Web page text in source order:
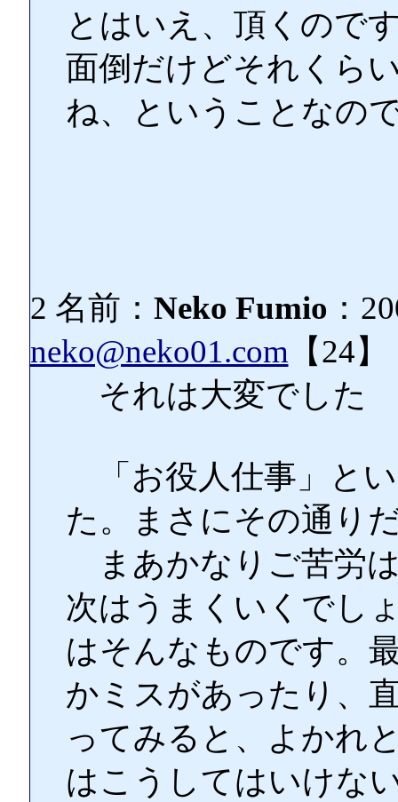
とはいえ、頂くので
面倒だけどそれくら
ね、ということなの
2 名前： Neko Fumio ：
neko@neko01.com 【24】
それは大変でした
「お役人仕事」と
た。まさにその通り
まあかなりご苦労
次はうまくいくでし
はそんなものです。
かミスがあったり、
ってみると、よかれ
はこうしてはいけな